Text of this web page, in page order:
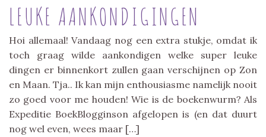
LEUKE AANKONDIGINGEN
Hoi allemaal! Vandaag nog een extra stukje, omdat ik
toch graag wilde aankondigen welke super leuke
dingen er binnenkort zullen gaan verschijnen op Zon
en Maan. Tja.. Ik kan mijn enthousiasme namelijk nooit
zo goed voor me houden! Wie is de boekenwurm? Als
Expeditie BoekBlogginson afgelopen is (en dat duurt
nog wel even, wees maar […]